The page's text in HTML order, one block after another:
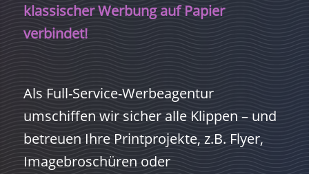
klassischer Werbung auf Papier
verbindet!
Als Full-Service-Werbeagentur
umschiffen wir sicher alle Klippen – und
betreuen Ihre Printprojekte, z.B. Flyer,
Imagebroschüren oder